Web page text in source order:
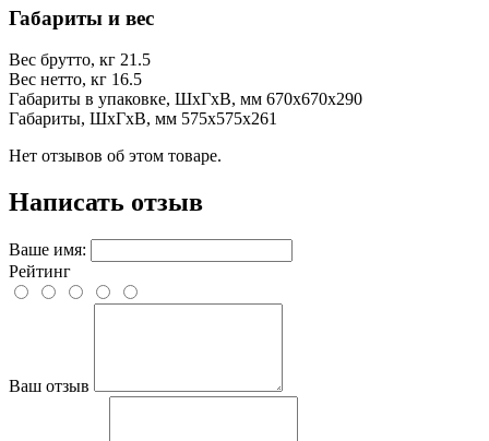
Габариты и вес
Вес брутто, кг 21.5
Вес нетто, кг 16.5
Габариты в упаковке, ШхГхВ, мм 670x670x290
Габариты, ШхГхВ, мм 575x575x261
Нет отзывов об этом товаре.
Написать отзыв
Ваше имя:
Рейтинг
Ваш отзыв